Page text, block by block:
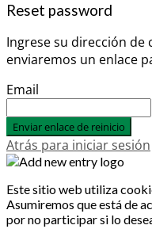
Reset password
Ingrese su dirección
enviaremos un enlace
Email
Enviar enlace de reinicio
Atrás para iniciar sesión
Este sitio web utiliza
Asumiremos que está de
por no participar si lo